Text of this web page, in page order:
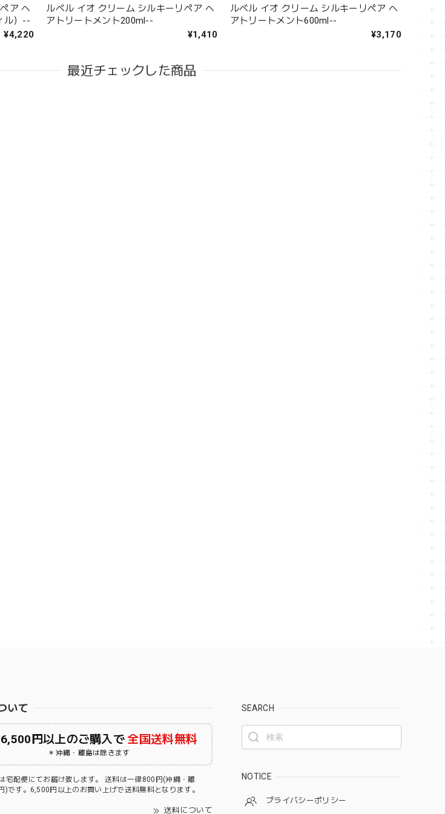
ア ヘ
ル）--
¥4,220
ルベル イオ クリーム シルキーリペア ヘ
アトリートメント200ml--
¥1,410
ルベル イオ クリーム シルキーリペア ヘ
アトリートメント600ml--
¥3,170
最近チェックした商品
いて
6,500円以上のご購入で全国送料無料
＊沖縄・離島は除きます
宅配便にてお届け致します。 送料は一律800円(沖縄・離
)です。6,500円以上のお買い上げで送料無料となります。
送料について
SEARCH
NOTICE
プライバシーポリシー